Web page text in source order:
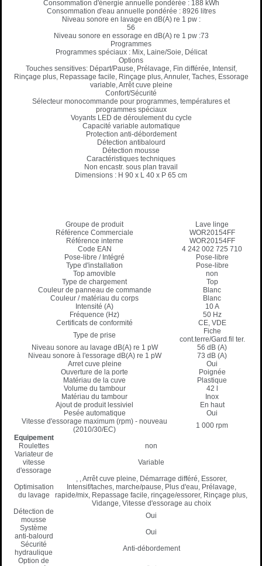
Consommation d'énergie annuelle pondérée : 188 kWh
Consommation d'eau annuelle pondérée : 8926 litres
Niveau sonore en lavage en dB(A) re 1 pw :
56
Niveau sonore en essorage en dB(A) re 1 pw :73
Programmes
Programmes spéciaux : Mix,Laine/Soie, Délicat
Options
Touches sensitives: Départ/Pause, Prélavage, Fin différée, Intensif,
Rinçage plus, Repassage facile, Rinçage plus, Annuler, Taches, Essorage
variable, Arrêt cuve pleine
Confort/Sécurité
Sélecteur monocommande pour programmes, températures et
programmes spéciaux
Voyants LED de déroulement du cycle
Capacité variable automatique
Protection anti-débordement
Détection antibalourd
Détection mousse
Caractéristiques techniques
Non encastr. sous plan travail
Dimensions : H 90 x L 40 x P 65 cm
Groupe de produit
Lave linge
Référence Commerciale
WOR20154FF
Référence interne
WOR20154FF
Code EAN
4 242 002 725 710
Pose-libre / Intégré
Pose-libre
Type d'installation
Pose-libre
Top amovible
non
Type de chargement
Top
Couleur de panneau de commande
Blanc
Couleur / matériau du corps
Blanc
Intensité (A)
10 A
Fréquence (Hz)
50 Hz
Certificats de conformité
CE, VDE
Type de prise
Fiche
cont.terre/Gard.fil ter.
Niveau sonore au lavage dB(A) re 1 pW
56 dB (A)
Niveau sonore à l'essorage dB(A) re 1 pW
73 dB (A)
Arret cuve pleine
Oui
Ouverture de la porte
Poignée
Matériau de la cuve
Plastique
Volume du tambour
42 l
Matériau du tambour
Inox
Ajout de produit lessiviel
En haut
Pesée automatique
Oui
Vitesse d'essorage maximum (rpm) - nouveau
(2010/30/EC)
1 000 rpm
Equipement
Roulettes
non
Variateur de
vitesse
d'essorage
Variable
Optimisation
du lavage
, , Arrêt cuve pleine, Démarrage différé, Essorer,
Intensif/taches, marche/pause, Plus d'eau, Prélavage,
rapide/mix, Repassage facile, rinçage/essorer, Rinçage plus,
Vidange, Vitesse d'essorage au choix
Détection de
mousse
Oui
Système
anti-balourd
Oui
Sécurité
hydraulique
Anti-débordement
Option de